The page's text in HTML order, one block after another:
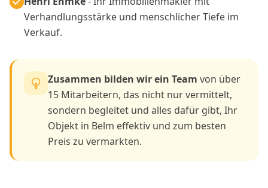
Verhandlungsstärke und menschlicher Tiefe im
Verkauf.
Zusammen bilden wir ein Team von über
15 Mitarbeitern, das nicht nur vermittelt,
sondern begleitet und alles dafür gibt, Ihr
Objekt in Belm effektiv und zum besten
Preis zu vermarkten.